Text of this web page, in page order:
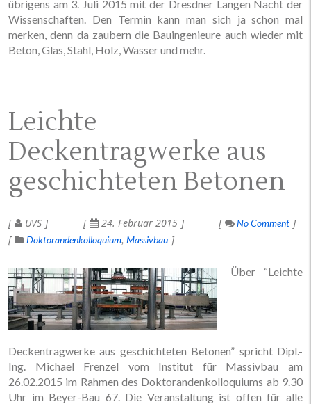
übrigens am 3. Juli 2015 mit der Dresdner Langen Nacht der
Wissenschaften. Den Termin kann man sich ja schon mal
merken, denn da zaubern die Bauingenieure auch wieder mit
Beton, Glas, Stahl, Holz, Wasser und mehr.
Leichte
Deckentragwerke aus
geschichteten Betonen
UVS 24. Februar 2015
No Comment
Doktorandenkolloquium Massivbau
Über “Leichte
Deckentragwerke aus geschichteten Betonen” spricht Dipl.-
Ing. Michael Frenzel vom Institut für Massivbau am
26.02.2015 im Rahmen des Doktorandenkolloquiums ab 9.30
Uhr im Beyer-Bau 67. Die Veranstaltung ist offen für alle